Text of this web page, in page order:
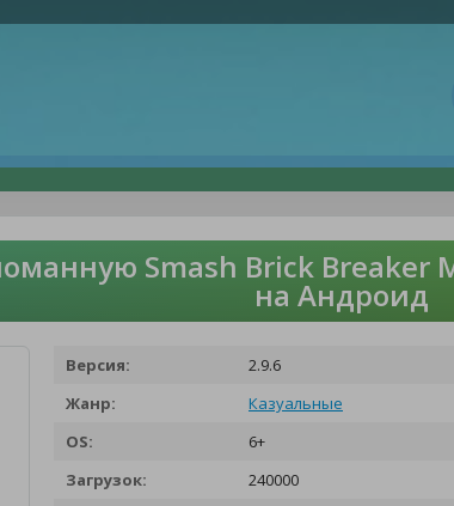
Smash Brick Breaker
на Андроид
Версия:
2.9.6
Жанр:
Казуальные
OS:
6+
Загрузок:
240000